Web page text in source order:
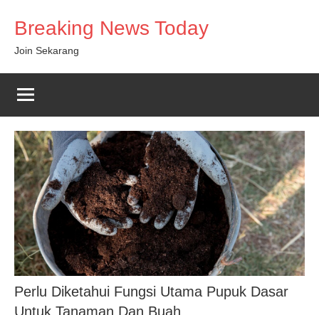
content
Breaking News Today
Join Sekarang
Perlu Diketahui Fungsi Utama Pupuk Dasar
Untuk Tanaman Dan Buah